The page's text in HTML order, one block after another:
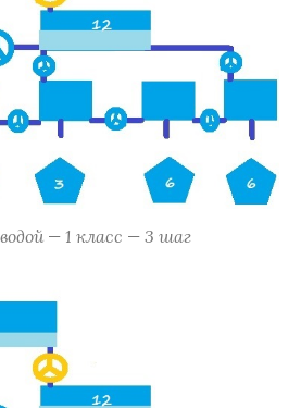
— 1 класс — 3 шаг